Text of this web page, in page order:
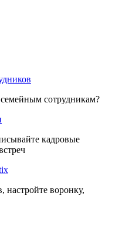
сотрудникам?
кадровые
настройте воронку,